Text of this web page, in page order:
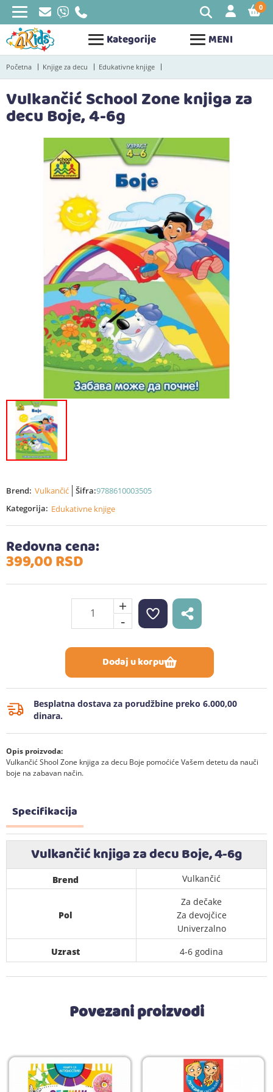
Kategorije MENI
0
Početna Knjige za decu Edukativne knjige
Vulkančić School Zone knjiga za
decu Boje, 4-6g
Brend: Vulkančić Šifra:9788610003505
Kategorija: Edukativne knjige
Redovna cena:
399,00RSD
+
-
Dodaj u korpu
Besplatna dostava za porudžbine preko 6.000,00
dinara.
Opis proizvoda:
Vulkančić Shool Zone knjiga za decu Boje pomoćiće Vašem detetu da nauči
boje na zabavan način.
Specifikacija
Vulkančić knjiga za decu Boje, 4-6g
Brend Vulkančić
Pol
Za dečake
Za devojčice
Univerzalno
Uzrast
4-6 godina
Povezani proizvodi